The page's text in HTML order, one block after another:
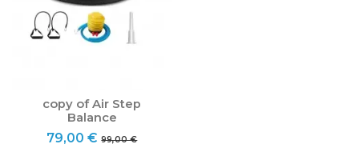
copy of Air Step
Balance
79,00 € 99,00 €